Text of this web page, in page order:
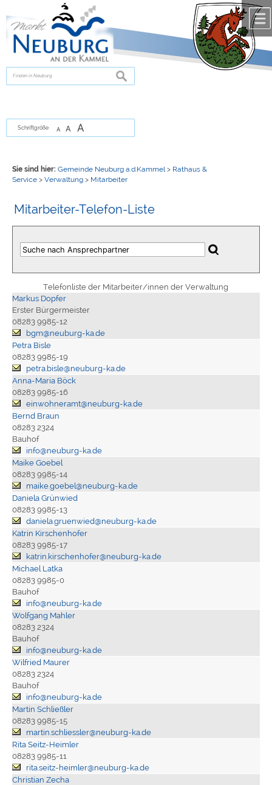
zur Navigationoder
springen.
suchen
Schriftgröße A A A
Sie sind hier: Gemeinde Neuburg a.d.Kammel > Rathaus &
Service> Verwaltung> Mitarbeiter
Mitarbeiter-Telefon-Liste
Telefonliste der Mitarbeiter/innen der Verwaltung
Markus Dopfer
Erster Bürgermeister
08283 9985-12
bgm@neuburg-ka.de
Petra Bisle
08283 9985-19
petra.bisle@neuburg-ka.de
Anna-Maria Böck
08283 9985-16
einwohneramt@neuburg-ka.de
Bernd Braun
08283 2324
Bauhof
info@neuburg-ka.de
Maike Goebel
08283 9985-14
maike.goebel@neuburg-ka.de
Daniela Grünwied
08283 9985-13
daniela.gruenwied@neuburg-ka.de
Katrin Kirschenhofer
08283 9985-17
katrin.kirschenhofer@neuburg-ka.de
Michael Latka
08283 9985-0
Bauhof
info@neuburg-ka.de
Wolfgang Mahler
08283 2324
Bauhof
info@neuburg-ka.de
Wilfried Maurer
08283 2324
Bauhof
info@neuburg-ka.de
Martin Schließler
08283 9985-15
martin.schliessler@neuburg-ka.de
Rita Seitz-Heimler
08283 9985-11
rita.seitz-heimler@neuburg-ka.de
Christian Zecha